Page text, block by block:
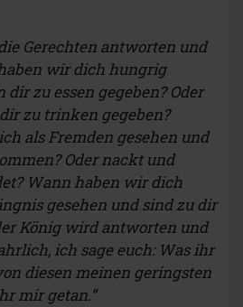
Gerechten antworten und
wir dich hungrig
dir zu essen gegeben? Oder
zu trinken gegeben?
als Fremden gesehen und
Oder nackt und
Wann haben wir dich
gesehen und sind zu dir
König wird antworten und
ich sage euch: Was ihr
diesen meinen geringsten
mir getan.“